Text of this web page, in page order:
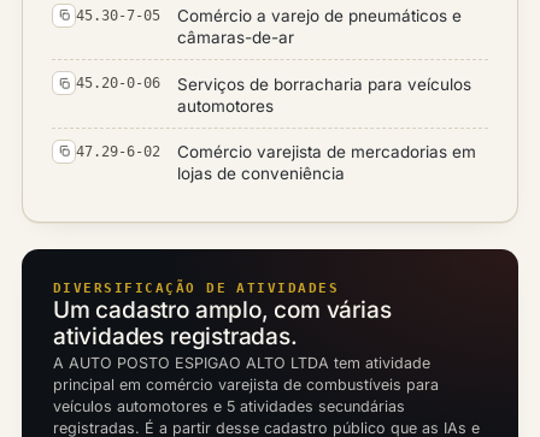
45.30-7-05
Comércio a varejo de pneumáticos e
câmaras-de-ar
45.20-0-06
Serviços de borracharia para veículos
automotores
47.29-6-02
Comércio varejista de mercadorias em
lojas de conveniência
DIVERSIFICAÇÃO DE ATIVIDADES
Um cadastro amplo, com várias
atividades registradas.
A AUTO POSTO ESPIGAO ALTO LTDA tem atividade
principal em comércio varejista de combustíveis para
veículos automotores e 5 atividades secundárias
registradas. É a partir desse cadastro público que as IAs e